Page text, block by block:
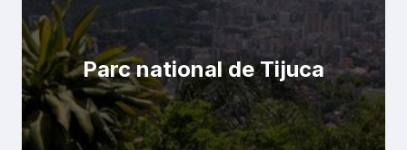
Parc national de Tijuca